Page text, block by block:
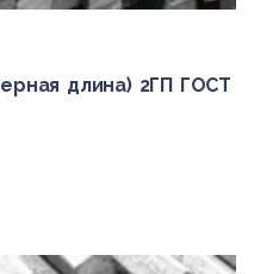
длина) 2ГП ГОСТ